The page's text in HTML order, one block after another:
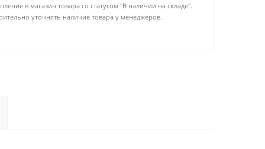
в магазин товара со статусом "В наличии на складе".
уточнять наличие товара у менеджеров.